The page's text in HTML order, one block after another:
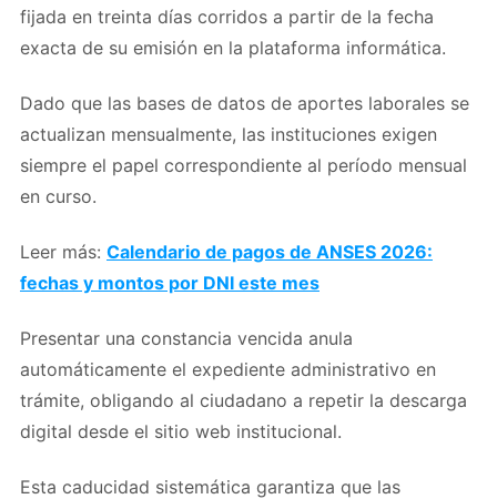
fijada en treinta días corridos a partir de la fecha
exacta de su emisión en la plataforma informática.
Dado que las bases de datos de aportes laborales se
actualizan mensualmente, las instituciones exigen
siempre el papel correspondiente al período mensual
en curso.
Leer más: Calendario de pagos de ANSES 2026:
fechas y montos por DNI este mes
Presentar una constancia vencida anula
automáticamente el expediente administrativo en
trámite, obligando al ciudadano a repetir la descarga
digital desde el sitio web institucional.
Esta caducidad sistemática garantiza que las